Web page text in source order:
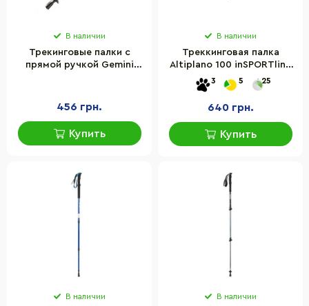
В наличии
Трекинговые палки с
прямой ручкой Gemini
456 грн.
Купить
В наличии
Треккинговая палка
Altiplano 100 inSPORTline
13151-1 красная
3 5 25
640 грн.
Купить
В наличии В наличии